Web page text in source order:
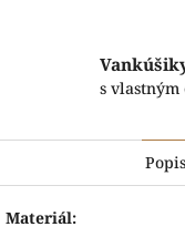
s
Popis
Materiál: